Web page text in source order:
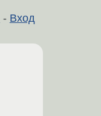
- Вход